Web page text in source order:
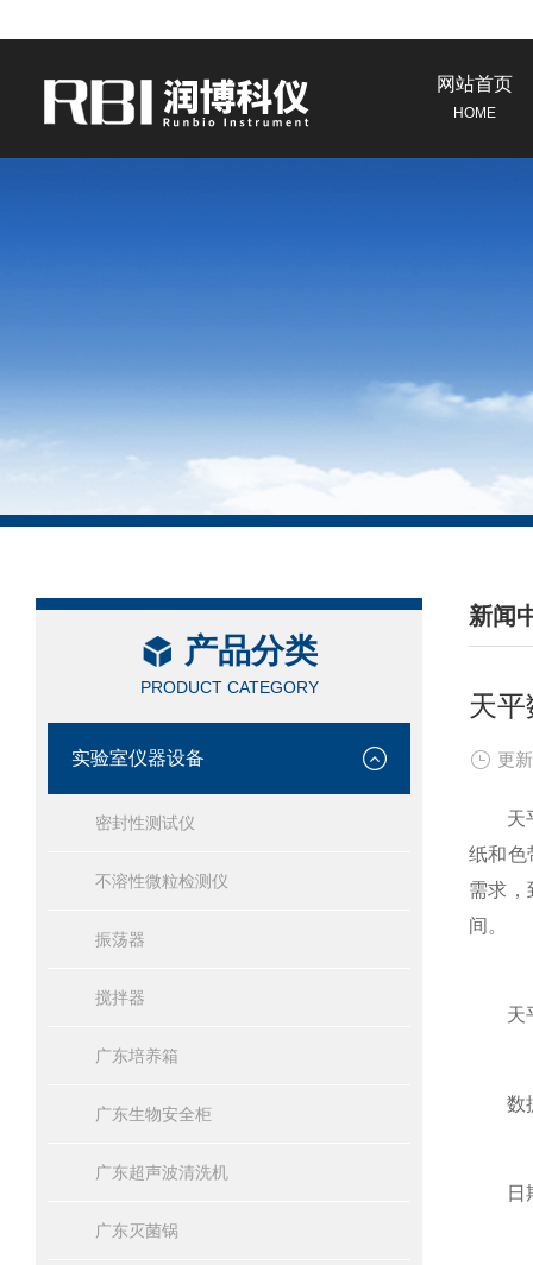
网站首页
HOME
产品分类
PRODUCT CATEGORY
实验室仪器设备
密封性测试仪
不溶性微粒检测仪
振荡器
搅拌器
广东培养箱
广东生物安全柜
广东超声波清洗机
广东灭菌锅
新闻
/
天
更
天平
纸和色
需求，
间。
天平
数据
日期